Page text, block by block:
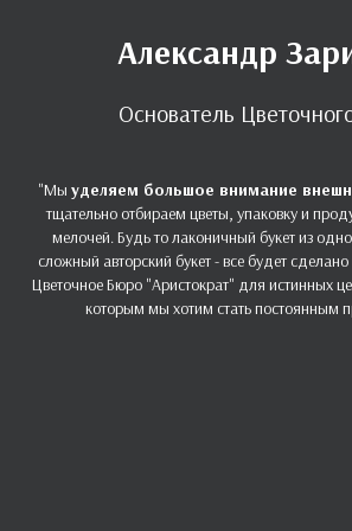
Александр
Основатель
"Мы уделяем большое внимание
тщательно отбираем цветы, упаковку и
мелочей. Будь то лаконичный букет из
сложный авторский букет - все будет
Цветочное Бюро "Аристократ" для истинных
которым мы хотим стать постоянным